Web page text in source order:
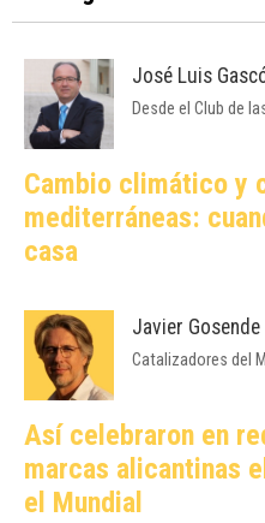
José Luis
Desde el Club de
Cambio climático y
mediterráneas:
casa
Javier Gosende
Catalizadores del
Así celebraron en
marcas alicantinas
el Mundial